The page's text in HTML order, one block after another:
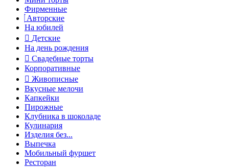
Фирменные
Авторские
На юбилей
Детские
На день рождения
Свадебные торты
Корпоративные
Живописные
Вкусные мелочи
Капкейки
Пирожные
Клубника в шоколаде
Кулинария
Изделия без...
Выпечка
Мобильный фуршет
Ресторан